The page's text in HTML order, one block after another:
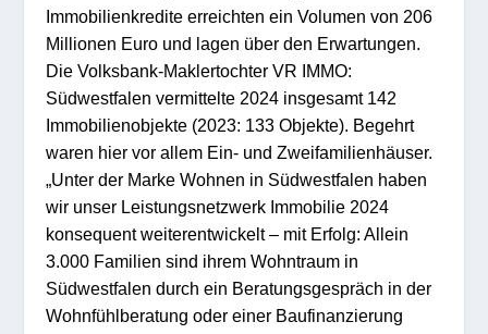
Immobilienkredite erreichten ein Volumen von 206
Millionen Euro und lagen über den Erwartungen.
Die Volksbank-Maklertochter VR IMMO:
Südwestfalen vermittelte 2024 insgesamt 142
Immobilienobjekte (2023: 133 Objekte). Begehrt
waren hier vor allem Ein- und Zweifamilienhäuser.
„Unter der Marke Wohnen in Südwestfalen haben
wir unser Leistungsnetzwerk Immobilie 2024
konsequent weiterentwickelt – mit Erfolg: Allein
3.000 Familien sind ihrem Wohntraum in
Südwestfalen durch ein Beratungsgespräch in der
Wohnfühlberatung oder einer Baufinanzierung